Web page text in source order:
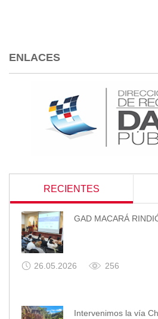
ENLACES
RECIENTES
GAD MACARÁ
26.05.2026 256
Intervenimos la vía